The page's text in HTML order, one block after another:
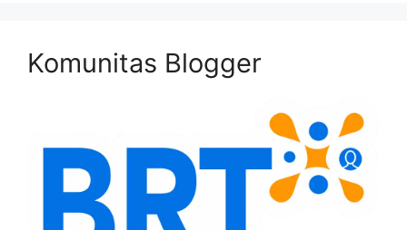
Komunitas Blogger